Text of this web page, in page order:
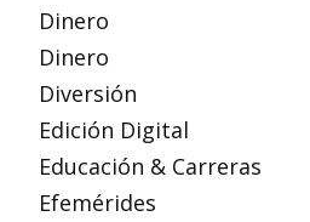
Dinero
Dinero
Diversión
Edición Digital
Educación & Carreras
Efemérides